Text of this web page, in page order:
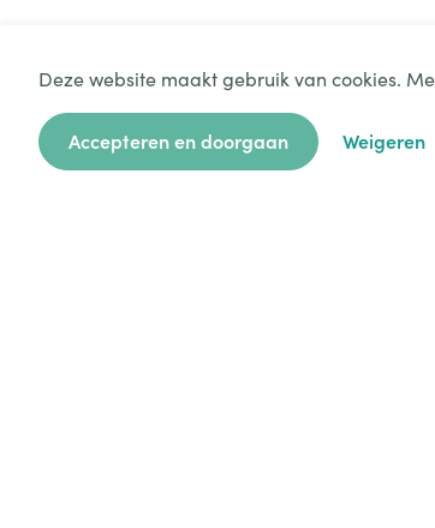
Deze website maakt gebruik van cookies.
Accepteren en doorgaan Weigeren